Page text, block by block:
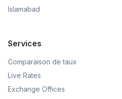
Islamabad
Services
Comparaison de taux
Live Rates
Exchange Offices